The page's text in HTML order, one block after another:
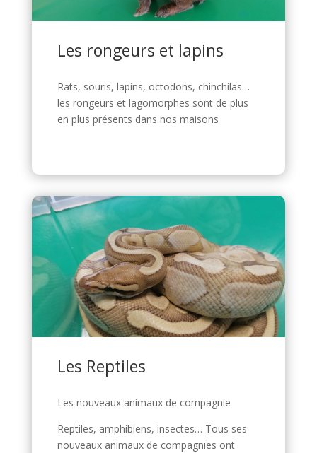
Les rongeurs et lapins
Rats, souris, lapins, octodons, chinchilas…
les rongeurs et lagomorphes sont de plus
en plus présents dans nos maisons
Les Reptiles
Les nouveaux animaux de compagnie
Reptiles, amphibiens, insectes… Tous ses
nouveaux animaux de compagnies ont